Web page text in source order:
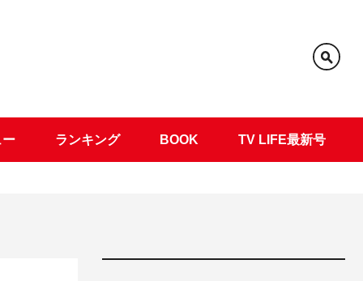
ー ランキング BOOK TV LIFE最新号